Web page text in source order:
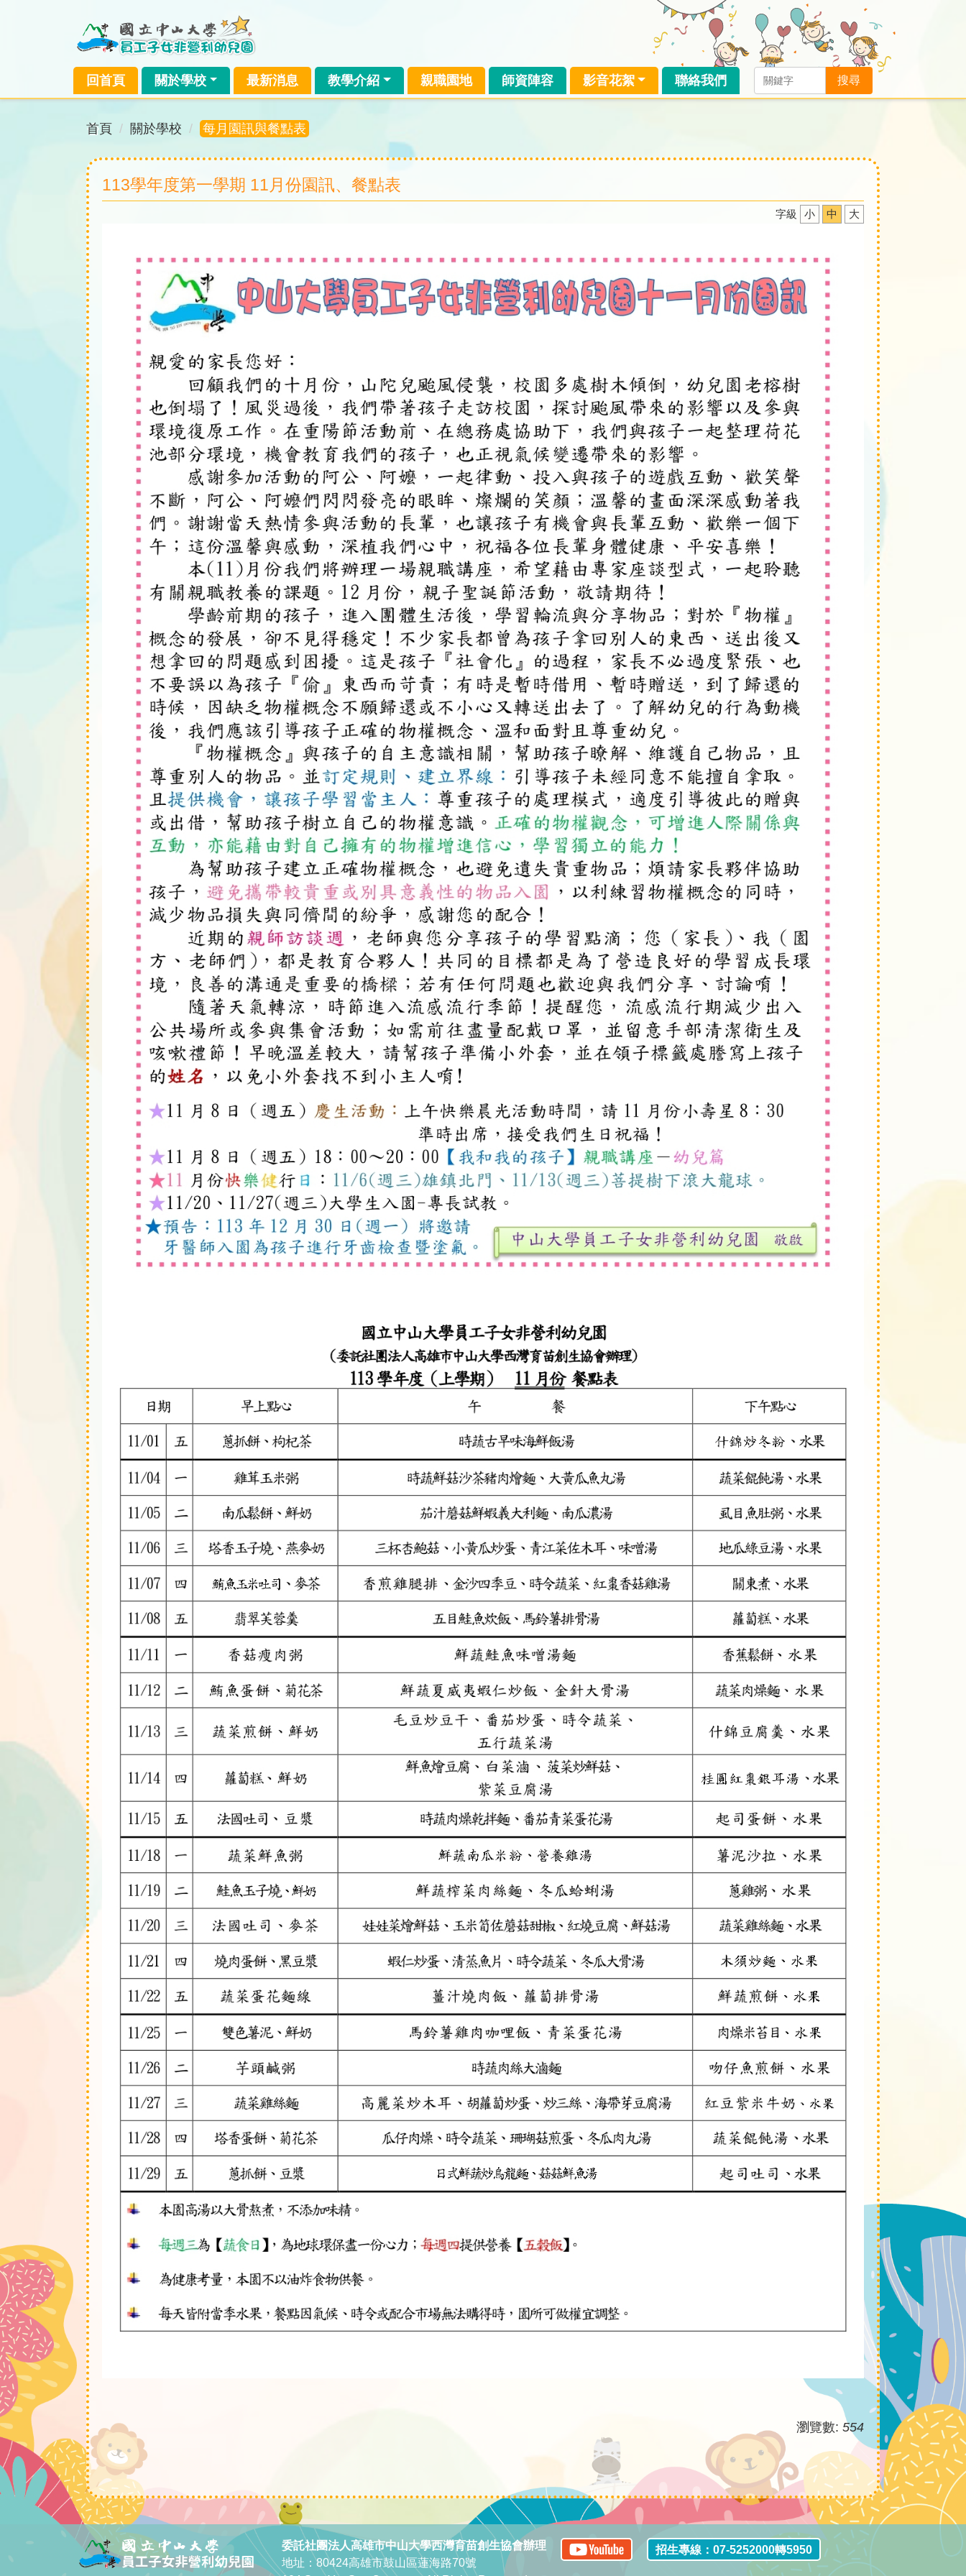
回首頁 關於學校 最新消息 教學介紹 親職園地 師資陣容 影音花絮 聯絡我們 搜尋
首頁 關於學校 每月園訊與餐點表
113學年度第一學期 11月份園訊、餐點表
字級 小 中 大
瀏覽數: 554
委託社團法人高雄市中山大學西灣育苗創生協會辦理
地址：80424高雄市鼓山區蓮海路70號
招生專線： 07-5252000轉5950